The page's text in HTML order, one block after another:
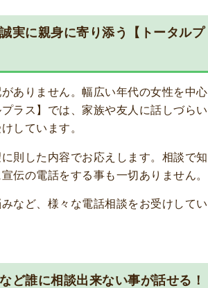
実に親身に寄り添う【トータルプ
ありません。幅広い年代の女性を中心
ラス】では、家族や友人に話しづらい
しています。
則した内容でお応えします。相談で知
伝の電話をする事も一切ありません。
など、様々な電話相談をお受けしてい
ど誰に相談出来ない事が話せる！